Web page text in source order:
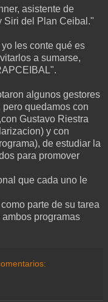
asistente de
Siri del Plan Ceibal."
les conte qué es
a sumarse,
algunos gestores
quedamos con
Gustavo Riestra
y con
de estudiar la
para promover
que cada uno le
parte de su tarea
programas